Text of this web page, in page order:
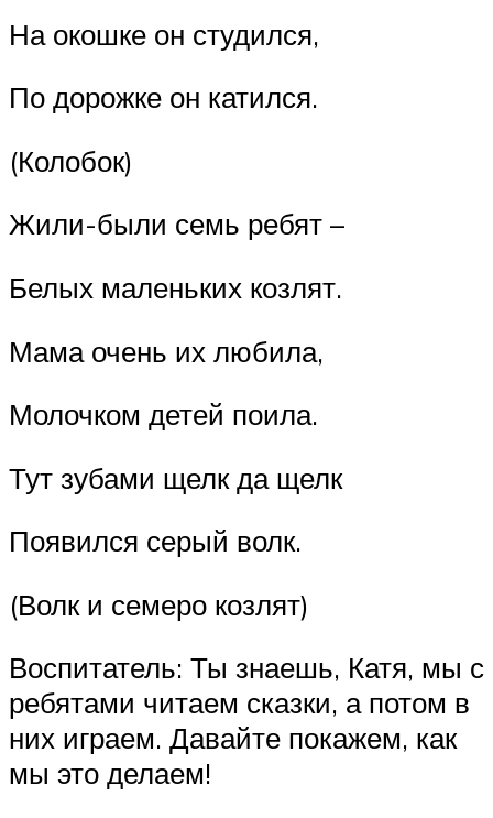
На окошке он студился,
По дорожке он катился.
(Колобок)
Жили-были семь ребят –
Белых маленьких козлят.
Мама очень их любила,
Молочком детей поила.
Тут зубами щелк да щелк
Появился серый волк.
(Волк и семеро козлят)
Воспитатель: Ты знаешь, Катя, мы с
ребятами читаем сказки, а потом в
них играем. Давайте покажем, как
мы это делаем!